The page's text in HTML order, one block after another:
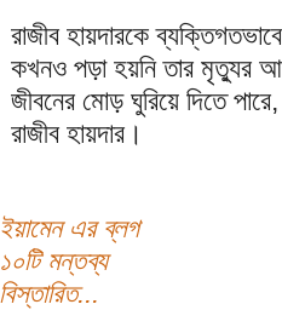
রাজীব হায়দারকে
কখনও পড়া হয়নি তার মৃত্যুর
জীবনের মোড় ঘুরিয়ে দিতে
রাজীব হায়দার।
ইয়ামেন এর ব্লগ
১০টি মন্তব্য
বিস্তারিত...